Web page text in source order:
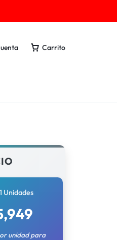
Carrito
Unidades
unidad para